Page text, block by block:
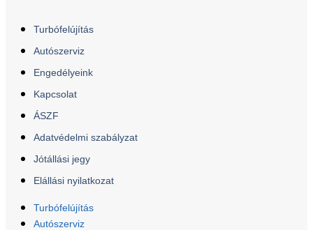
Turbófelújítás
Autószerviz
Engedélyeink
Kapcsolat
ÁSZF
Adatvédelmi szabályzat
Jótállási jegy
Elállási nyilatkozat
Turbófelújítás
Autószerviz